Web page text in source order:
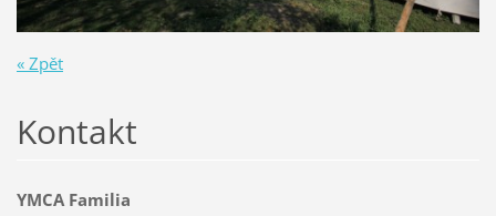
« Zpět
Kontakt
YMCA Familia